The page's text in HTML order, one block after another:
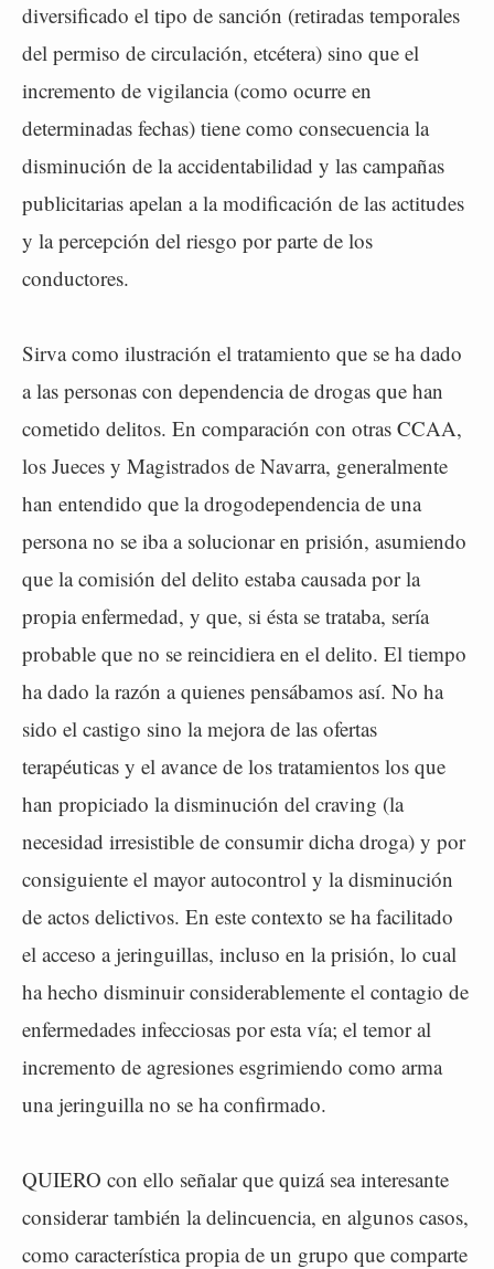
diversificado el tipo de sanción (retiradas temporales
del permiso de circulación, etcétera) sino que el
incremento de vigilancia (como ocurre en
determinadas fechas) tiene como consecuencia la
disminución de la accidentabilidad y las campañas
publicitarias apelan a la modificación de las actitudes
y la percepción del riesgo por parte de los
conductores.
Sirva como ilustración el tratamiento que se ha dado
a las personas con dependencia de drogas que han
cometido delitos. En comparación con otras CCAA,
los Jueces y Magistrados de Navarra, generalmente
han entendido que la drogodependencia de una
persona no se iba a solucionar en prisión, asumiendo
que la comisión del delito estaba causada por la
propia enfermedad, y que, si ésta se trataba, sería
probable que no se reincidiera en el delito. El tiempo
ha dado la razón a quienes pensábamos así. No ha
sido el castigo sino la mejora de las ofertas
terapéuticas y el avance de los tratamientos los que
han propiciado la disminución del craving (la
necesidad irresistible de consumir dicha droga) y por
consiguiente el mayor autocontrol y la disminución
de actos delictivos. En este contexto se ha facilitado
el acceso a jeringuillas, incluso en la prisión, lo cual
ha hecho disminuir considerablemente el contagio de
enfermedades infecciosas por esta vía; el temor al
incremento de agresiones esgrimiendo como arma
una jeringuilla no se ha confirmado.
QUIERO con ello señalar que quizá sea interesante
considerar también la delincuencia, en algunos casos,
como característica propia de un grupo que comparte